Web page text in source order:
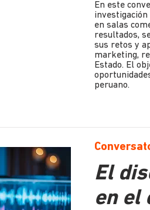
En este
en salas
resultados,
sus retos y
marketing,
Estado. El
peruano.
El
en el